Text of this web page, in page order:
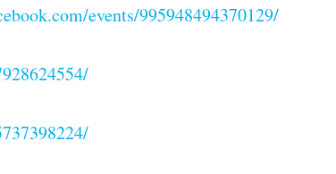
events/995948494370129/